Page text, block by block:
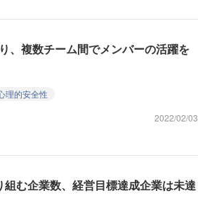
、複数チーム間でメンバーの活躍を
理的安全性
2022/02/03
む企業数、経営目標達成企業は未達